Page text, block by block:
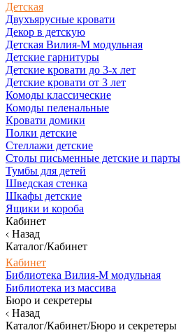
Детская
Двухъярусные кровати
Декор в детскую
Детская Вилия-М модульная
Детские гарнитуры
Детские кровати до 3-х лет
Детские кровати от 3 лет
Комоды классические
Комоды пеленальные
Кровати домики
Полки детские
Стеллажи детские
Столы письменные детские и парты
Тумбы для детей
Шведская стенка
Шкафы детские
Ящики и короба
Кабинет
Назад
Каталог/Кабинет
Кабинет
Библиотека Вилия-М модульная
Библиотека из массива
Бюро и секретеры
Назад
Каталог/Кабинет/Бюро и секретеры